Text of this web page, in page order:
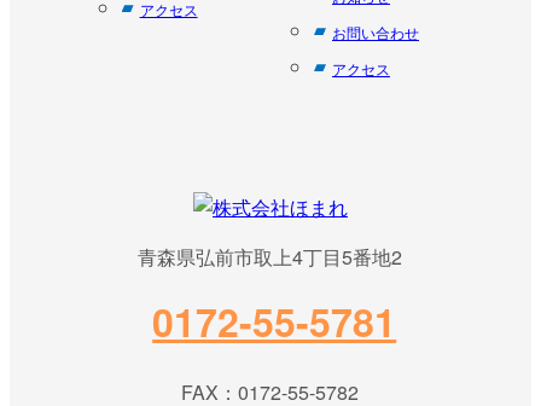
アクセス
お問い合わせ
アクセス
青森県弘前市取上4丁目5番地2
0172-55-5781
FAX：0172-55-5782